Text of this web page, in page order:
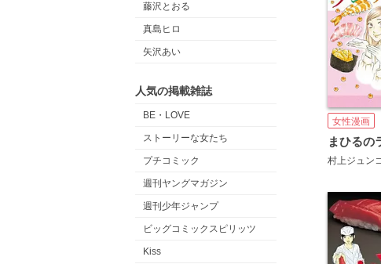
藤沢とおる
真島ヒロ
矢沢あい
人気の掲載雑誌
BE・LOVE
ストーリーな女たち
プチコミック
週刊ヤングマガジン
週刊少年ジャンプ
ビッグコミックスピリッツ
Kiss
女性漫画
まひるの
村上ジュン